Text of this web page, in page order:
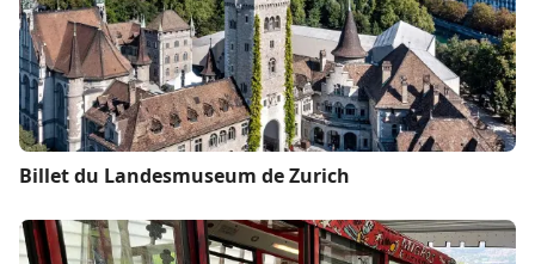
Billet du Landesmuseum de Zurich